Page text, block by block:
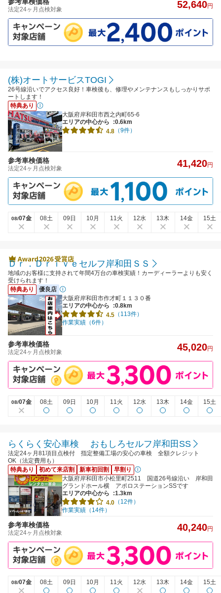
参考車検価格
法定24ヶ月点検対象 52,640円
(株)オートサービスTOGI
26号線沿いでアクセス良好！車検後も、修理やメンテナンスもしっかりサポ
ートします！
特典あり
大阪府岸和田市西之内町65-6
エリアの中心から
:0.6km
4.8 （9件）
参考車検価格
法定24ヶ月点検対象 41,420円
08/07金 08土 09日 10月 11火 12水 13木 14金 15土
Ｄｒ．Ｄｒｉｖｅセルフ岸和田ＳＳ
地域のお客様に支持されて年間4万台の車検実績！カーディーラーよりも安く
受けられます！
特典あり
優良店
大阪府岸和田市作才町１１３０番
エリアの中心から
:0.8km
4.5 （113件）
作業実績（6件）
参考車検価格
法定24ヶ月点検対象 45,020円
08/07金 08土 09日 10月 11火 12水 13木 14金 15土
らくらく安心車検 おもしろセルフ岸和田SS
法定24ヶ月81項目点検付 指定整備工場の安心の車検 全額クレジット
OK（法定費用も）
特典あり
初めて来店割 新車初回割
早割り
大阪府岸和田市小松里町2511 国道26号線沿い 岸和田
グランドホール横 アポロステーションSSです
エリアの中心から
:1.3km
4.0 （12件）
作業実績（14件）
参考車検価格
法定24ヶ月点検対象 40,240円
08/07金 08土 09日 10月 11火 12水 13木 14金 15土